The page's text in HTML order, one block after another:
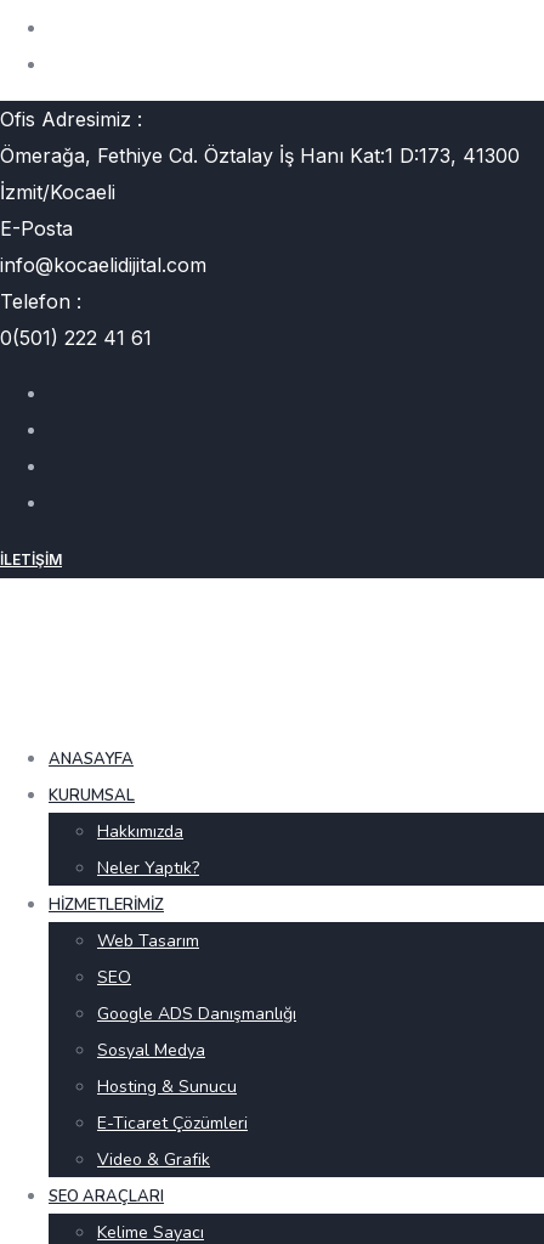
Ofis Adresimiz :
Ömerağa, Fethiye Cd. Öztalay İş Hanı Kat:1 D:173, 41300
İzmit/Kocaeli
E-Posta
info@kocaelidijital.com
Telefon :
0(501) 222 41 61
İLETIŞIM
ANASAYFA
KURUMSAL
Hakkımızda
Neler Yaptık?
HIZMETLERIMIZ
Web Tasarım
SEO
Google ADS Danışmanlığı
Sosyal Medya
Hosting & Sunucu
E-Ticaret Çözümleri
Video & Grafik
SEO ARAÇLARI
Kelime Sayacı